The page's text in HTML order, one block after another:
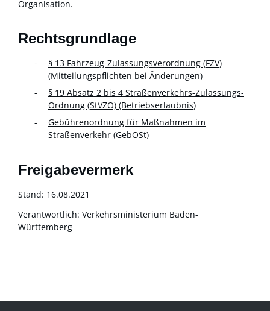
Organisation.
Rechtsgrundlage
§ 13 Fahrzeug-Zulassungsverordnung (FZV)
(Mitteilungspflichten bei Änderungen)
§ 19 Absatz 2 bis 4 Straßenverkehrs-Zulassungs-
Ordnung (StVZO) (Betriebserlaubnis)
Gebührenordnung für Maßnahmen im
Straßenverkehr (GebOSt)
Freigabevermerk
Stand: 16.08.2021
Verantwortlich: Verkehrsministerium Baden-
Württemberg